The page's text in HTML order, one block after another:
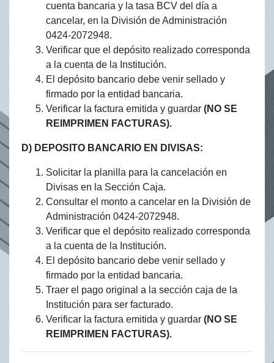
cuenta bancaria y la tasa BCV del día a
cancelar, en la División de Administración
0424-2072948.
Verificar que el depósito realizado corresponda
a la cuenta de la Institución.
El depósito bancario debe venir sellado y
firmado por la entidad bancaria.
Verificar la factura emitida y guardar (NO SE
REIMPRIMEN FACTURAS).
D) DEPOSITO BANCARIO EN DIVISAS:
Solicitar la planilla para la cancelación en
Divisas en la Sección Caja.
Consultar el monto a cancelar en la División de
Administración 0424-2072948.
Verificar que el depósito realizado corresponda
a la cuenta de la Institución.
El depósito bancario debe venir sellado y
firmado por la entidad bancaria.
Traer el pago original a la sección caja de la
Institución para ser facturado.
Verificar la factura emitida y guardar (NO SE
REIMPRIMEN FACTURAS).